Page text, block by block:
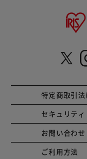
特定商取引
セキュリテ
お問い合わせ
ご利用方法